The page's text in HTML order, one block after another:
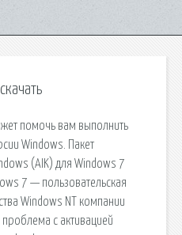
помочь вам выполнить
Windows. Пакет
(AIK) для Windows 7
7 — пользовательская
Windows NT компании
с активацией